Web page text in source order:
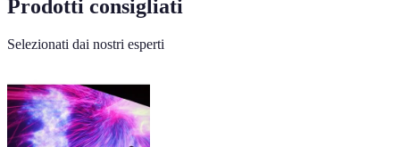
Prodotti consigliati
Selezionati dai nostri esperti